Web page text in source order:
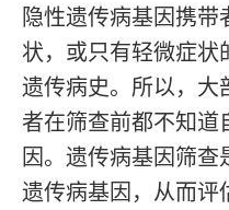
隐性遗传病基因携
状，或只有轻微症状
遗传病史。所以，大
者在筛查前都不知道
因。遗传病基因筛
遗传病基因，从而评